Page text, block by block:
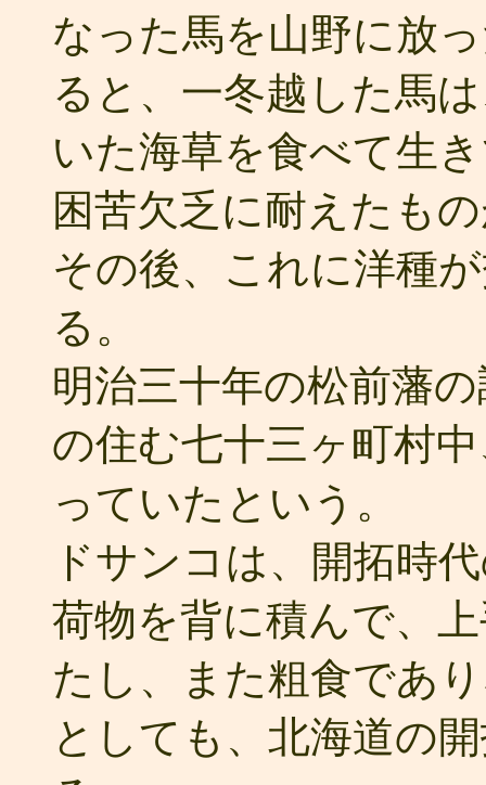
なった馬を山野に放
ると、一冬越した馬
いた海草を食べて生
困苦欠乏に耐えたも
その後、これに洋種
る。
明治三十年の松前藩
の住む七十三ヶ町村
っていたという。
ドサンコは、開拓時
荷物を背に積んで、
たし、また粗食であ
としても、北海道の